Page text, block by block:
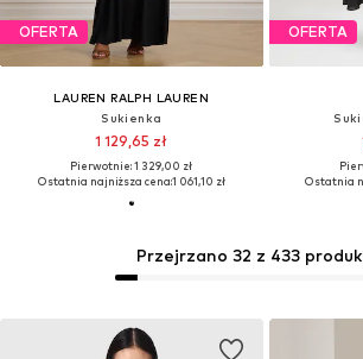
OFERTA
LAUREN RALPH LAUREN
Sukienka
1 129,65 zł
Pierwotnie: 1 329,00 zł
Ostatnia najniższa cena:1 061,10 zł
OFERTA
Ostatnia
Przejrzano 32 z 433